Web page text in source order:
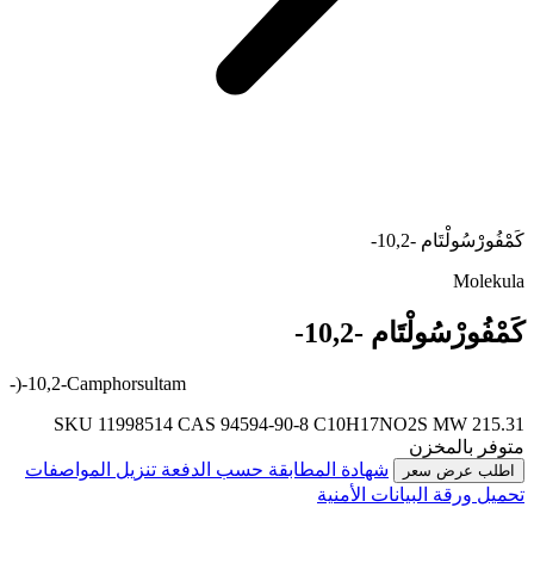
كَمْفُورْسُولْتَام -10,2-
Molekula
كَمْفُورْسُولْتَام -10,2-
-)-10,2-Camphorsultam
SKU 11998514 CAS 94594-90-8 C10H17NO2S MW 215.31
متوفر بالمخزن
اطلب عرض سعر شهادة المطابقة حسب الدفعة تنزيل المواصفات
تحميل ورقة البيانات الأمنية